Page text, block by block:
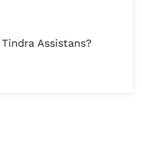
Assistans?